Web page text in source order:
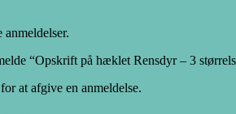
“Opskrift på hæklet Rensdyr – 3
for at afgive en anmeldelse.